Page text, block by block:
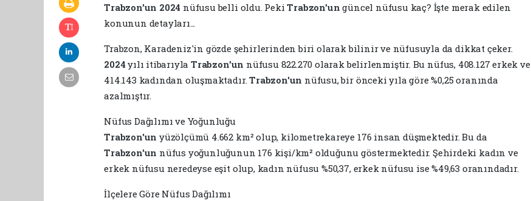
Trabzon'un 2024 nüfusu belli oldu. PekiTrabzon'ungüncel nüfusu kaç? İşte merak edilen
konunun detayları...
Trabzon, Karadeniz'in gözde şehirlerinden biri olarak bilinir ve nüfusuyla da dikkat çeker.
2024yılı itibarıylaTrabzon'un nüfusu 822.270 olarak belirlenmiştir. Bu nüfus, 408.127 erkek ve
414.143 kadından oluşmaktadır.Trabzon'un nüfusu, bir önceki yıla göre %0,25 oranında
azalmıştır.
Nüfus Dağılımı ve Yoğunluğu
Trabzon'un yüzölçümü 4.662 km² olup, kilometrekareye 176 insan düşmektedir. Bu da
Trabzon'un nüfus yoğunluğunun 176 kişi/km² olduğunu göstermektedir. Şehirdeki kadın ve
erkek nüfusu neredeyse eşit olup, kadın nüfusu %50,37, erkek nüfusu ise %49,63 oranındadır.
İlçelere Göre Nüfus Dağılımı